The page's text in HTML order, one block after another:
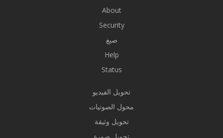
About
Security
صيغ
Help
Status
تحويل الفيديو
محول الصوتيات
تحويل وثيقة